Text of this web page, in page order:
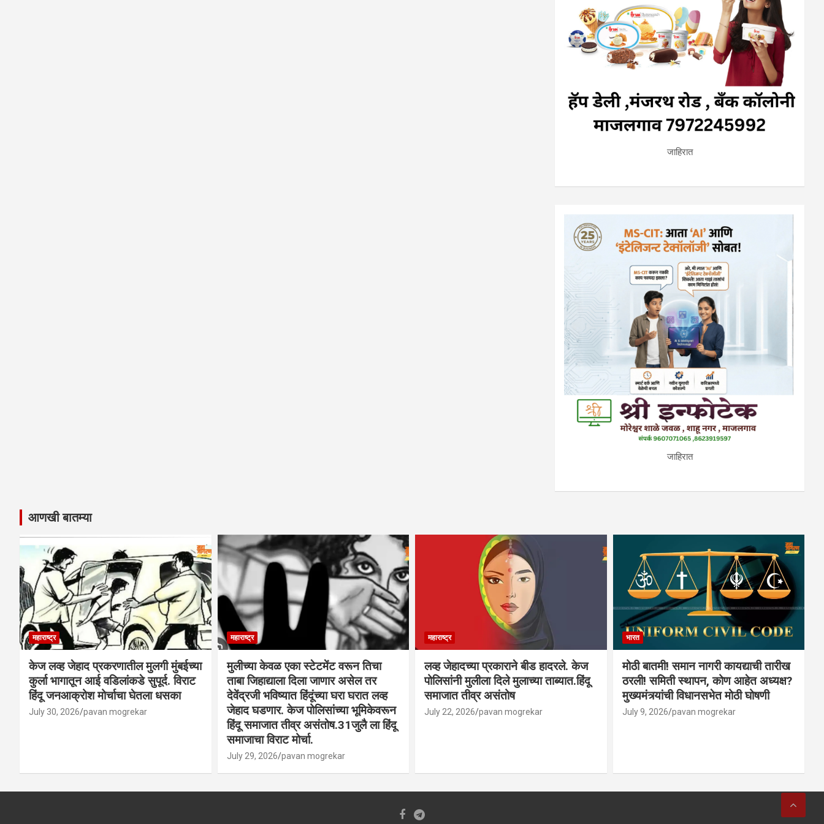
जाहिरात
जाहिरात
आणखी बातम्या
महाराष्ट्र
केज लव्ह जेहाद प्रकरणातील मुलगी मुंबईच्या
कुर्ला भागातून आई वडिलांकडे सुपूर्द. विराट
हिंदू जनआक्रोश मोर्चाचा घेतला धसका
July 30, 2026 pavan mogrekar
महाराष्ट्र
मुलीच्या केवळ एका स्टेटमेंट वरून तिचा
ताबा जिहाद्याला दिला जाणार असेल तर
देवेंद्रजी भविष्यात हिंदूंच्या घरा घरात लव्ह
जेहाद घडणार. केज पोलिसांच्या भूमिकेवरून
हिंदू समाजात तीव्र असंतोष.31जुलै ला हिंदू
समाजाचा विराट मोर्चा.
July 29, 2026 pavan mogrekar
महाराष्ट्र
लव्ह जेहादच्या प्रकाराने बीड हादरले. केज
पोलिसांनी मुलीला दिले मुलाच्या ताब्यात.हिंदू
समाजात तीव्र असंतोष
July 22, 2026 pavan mogrekar
भारत
मोठी बातमी! समान नागरी कायद्याची तारीख
ठरली! समिती स्थापन, कोण आहेत अध्यक्ष?
मुख्यमंत्र्यांची विधानसभेत मोठी घोषणी
July 9, 2026 pavan mogrekar